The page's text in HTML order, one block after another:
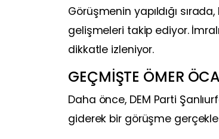
Görüşmenin yapıldığı
gelişmeleri takip ediyor.
dikkatle izleniyor.
GEÇMİŞTE ÖMER
Daha önce, DEM Parti
giderek bir görüşme